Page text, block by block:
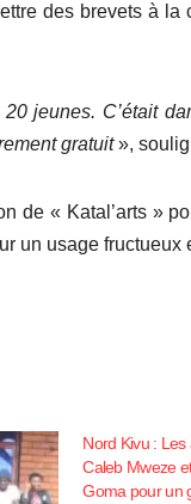
des brevets à
jeunes. C’était
gratuit»,
de « Katal’arts »
un usage fructueux
Nord Kivu :
Caleb Mweze
Goma pour un